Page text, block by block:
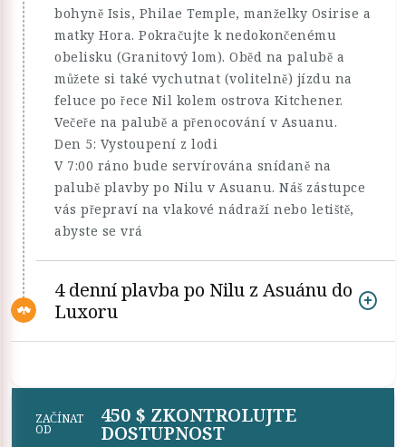
bohyně Isis, Philae Temple, manželky Osirise a
matky Hora. Pokračujte k nedokončenému
obelisku (Granitový lom). Oběd na palubě a
můžete si také vychutnat (volitelně) jízdu na
feluce po řece Nil kolem ostrova Kitchener.
Večeře na palubě a přenocování v Asuanu.
Den 5: Vystoupení z lodi
V 7:00 ráno bude servírována snídaně na
palubě plavby po Nilu v Asuanu. Náš zástupce
vás přepraví na vlakové nádraží nebo letiště,
abyste se vrá
4 denní plavba po Nilu z Asuánu do
Luxoru
ZAČÍNAT
OD
450 $ ZKONTROLUJTE
DOSTUPNOST